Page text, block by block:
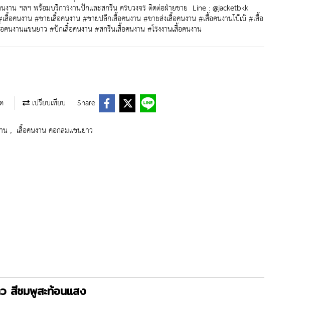
นงาน ฯลฯ พร้อมบริการงานปักและสกรีน ครบวงจร ติดต่อฝ่ายขาย Line : @jacketbkk
คนงาน #ขายเสื้อคนงาน #ขายปลีกเสื้อคนงาน #ขายส่งเสื้อคนงาน #เสื้อคนงานโบ๊เบ๊ #เสื้อ
คนงานแขนยาว #ปักเสื้อคนงาน #สกรีนเสื้อคนงาน #โรงงานเสื้อคนงาน
เปรียบเทียบ Share
น, เสื้อคนงาน คอกลมแขนยาว
สีชมพูสะท้อนแสง